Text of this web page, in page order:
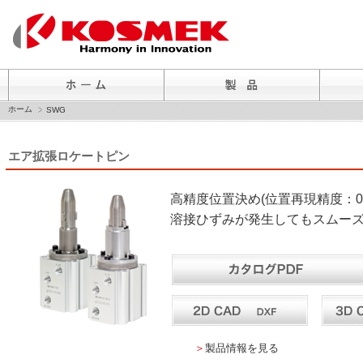
ホーム SWG
エア拡張ロケートピン
高精度位置決め(位置再現精度：
溶接ひずみが発生してもスムー
＞ 製品情報を見る